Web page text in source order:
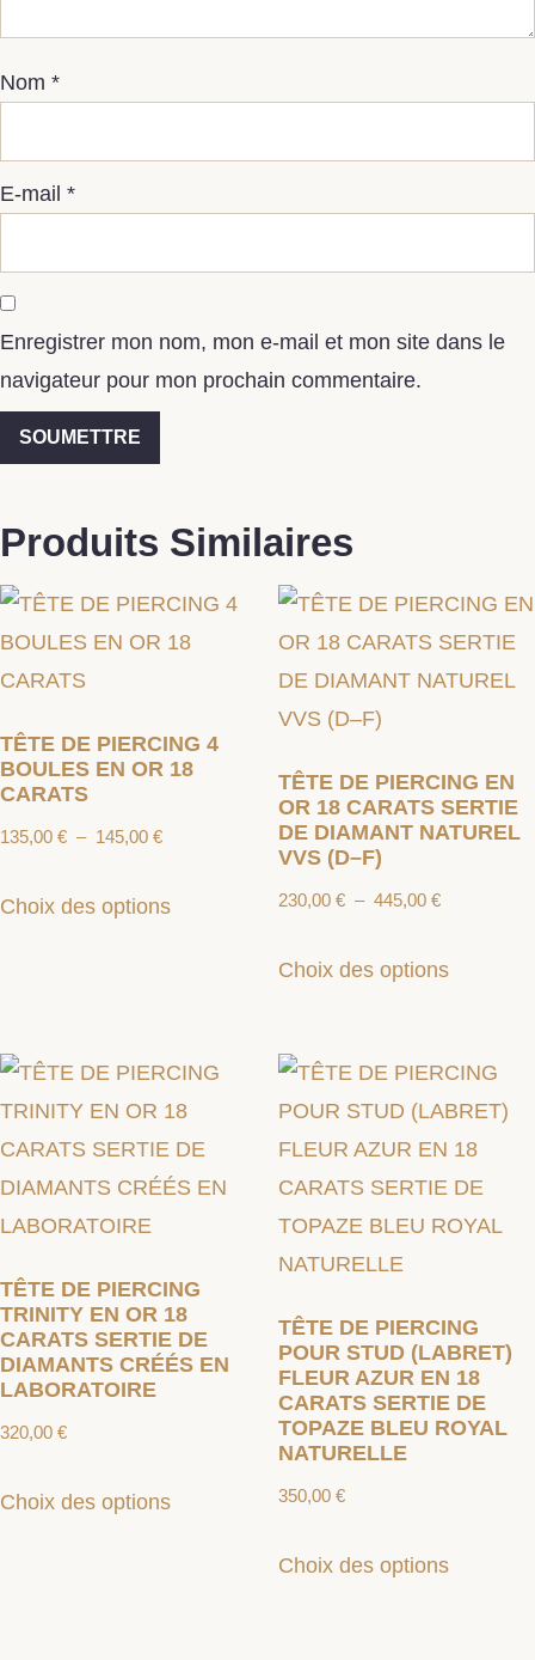
Nom *
E-mail *
Enregistrer mon nom, mon e-mail et mon site dans le
navigateur pour mon prochain commentaire.
Produits Similaires
TÊTE DE PIERCING 4
BOULES EN OR 18
CARATS
135,00 € – 145,00 €
Choix des options
TÊTE DE PIERCING EN
OR 18 CARATS SERTIE
DE DIAMANT NATUREL
VVS (D–F)
230,00 € – 445,00 €
Choix des options
TÊTE DE PIERCING
TRINITY EN OR 18
CARATS SERTIE DE
DIAMANTS CRÉÉS EN
LABORATOIRE
320,00 €
Choix des options
TÊTE DE PIERCING
POUR STUD (LABRET)
FLEUR AZUR EN 18
CARATS SERTIE DE
TOPAZE BLEU ROYAL
NATURELLE
350,00 €
Choix des options